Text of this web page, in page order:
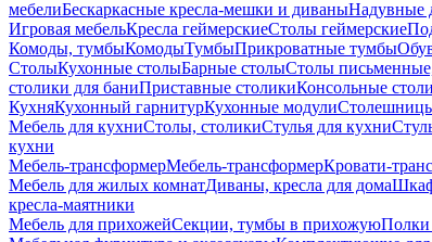
мебелиБескаркасные кресла-мешки и диваныНадувные
Игровая мебельКресла геймерскиеСтолы геймерские
Комоды, тумбыКомодыТумбыПрикроватные тумбы
СтолыКухонные столыБарные столыСтолы
столики для баниПриставные столикиКонсольные
КухняКухонный гарнитурКухонные модули
Мебель для кухниСтолы, столикиСтулья для кухни
кухни
Мебель-трансформерМебель-трансформерКровати-
Мебель для жилых комнатДиваны, кресла для дома
кресла-маятники
Мебель для прихожейСекции, тумбы в прихожуюПолки